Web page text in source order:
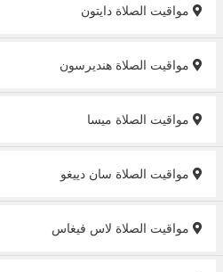
مواقيت الصلاة دايتون
مواقيت الصلاة هنديرسون
مواقيت الصلاة ميسا
مواقيت الصلاة سان دييغو
مواقيت الصلاة لاس فيغاس